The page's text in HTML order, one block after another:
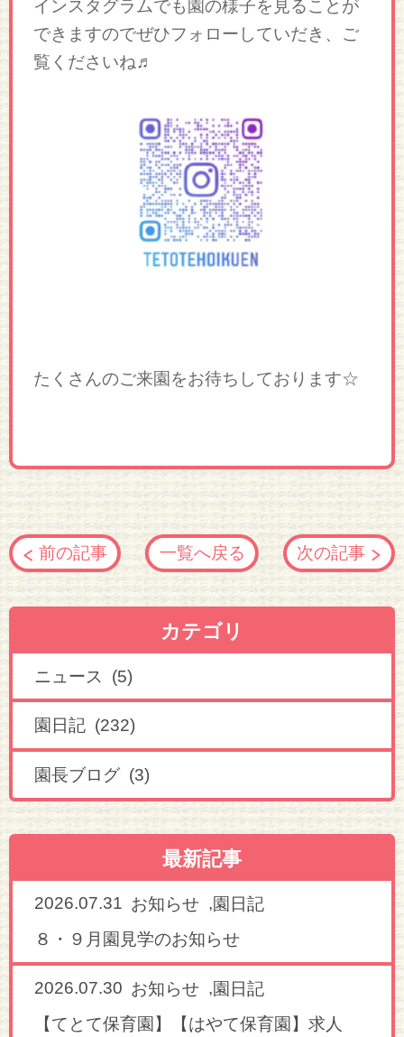
インスタグラムでも園の様子を見ることが
できますのでぜひフォローしていだき、ご
覧くださいね♬
たくさんのご来園をお待ちしております☆
前の記事 一覧へ戻る 次の記事
カテゴリ
ニュース (5)
園日記 (232)
園長ブログ (3)
最新記事
2026.07.31 お知らせ ,園日記
８・９月園見学のお知らせ
2026.07.30 お知らせ ,園日記
【てとて保育園】【はやて保育園】求人